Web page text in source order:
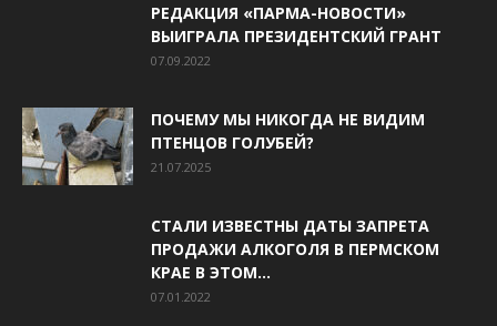
РЕДАКЦИЯ «ПАРМА-НОВОСТИ»
ВЫИГРАЛА ПРЕЗИДЕНТСКИЙ ГРАНТ
07.09.2022
ПОЧЕМУ МЫ НИКОГДА НЕ ВИДИМ
ПТЕНЦОВ ГОЛУБЕЙ?
21.07.2025
СТАЛИ ИЗВЕСТНЫ ДАТЫ ЗАПРЕТА
ПРОДАЖИ АЛКОГОЛЯ В ПЕРМСКОМ
КРАЕ В ЭТОМ...
07.01.2022